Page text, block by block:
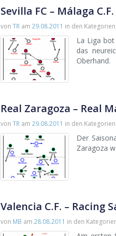
Sevilla FC – Málaga C.F.
von TR am 29.08.2011 in den Kategorien
La Liga
das
Oberhand.
Real Zaragoza – Real
von TR am 29.08.2011 in den Kategorien
Der
Zaragoza
Valencia C.F. – Racing
von MB am 28.08.2011 in den